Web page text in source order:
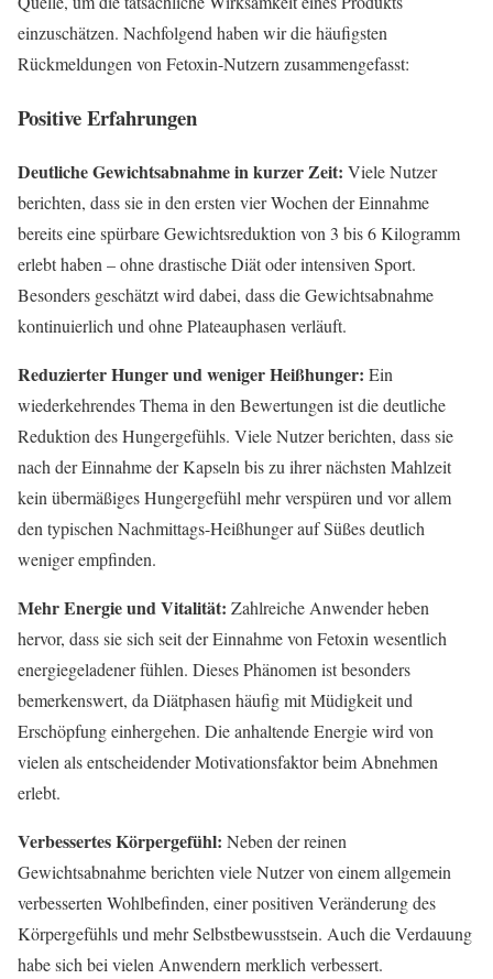
einzuschätzen. Nachfolgend haben wir die häufigsten
Rückmeldungen von Fetoxin-Nutzern zusammengefasst:
Positive Erfahrungen
Deutliche Gewichtsabnahme in kurzer Zeit: Viele Nutzer
berichten, dass sie in den ersten vier Wochen der Einnahme
bereits eine spürbare Gewichtsreduktion von 3 bis 6 Kilogramm
erlebt haben – ohne drastische Diät oder intensiven Sport.
Besonders geschätzt wird dabei, dass die Gewichtsabnahme
kontinuierlich und ohne Plateauphasen verläuft.
Reduzierter Hunger und weniger Heißhunger: Ein
wiederkehrendes Thema in den Bewertungen ist die deutliche
Reduktion des Hungergefühls. Viele Nutzer berichten, dass sie
nach der Einnahme der Kapseln bis zu ihrer nächsten Mahlzeit
kein übermäßiges Hungergefühl mehr verspüren und vor allem
den typischen Nachmittags-Heißhunger auf Süßes deutlich
weniger empfinden.
Mehr Energie und Vitalität: Zahlreiche Anwender heben
hervor, dass sie sich seit der Einnahme von Fetoxin wesentlich
energiegeladener fühlen. Dieses Phänomen ist besonders
bemerkenswert, da Diätphasen häufig mit Müdigkeit und
Erschöpfung einhergehen. Die anhaltende Energie wird von
vielen als entscheidender Motivationsfaktor beim Abnehmen
erlebt.
Verbessertes Körpergefühl: Neben der reinen
Gewichtsabnahme berichten viele Nutzer von einem allgemein
verbesserten Wohlbefinden, einer positiven Veränderung des
Körpergefühls und mehr Selbstbewusstsein. Auch die Verdauung
habe sich bei vielen Anwendern merklich verbessert.